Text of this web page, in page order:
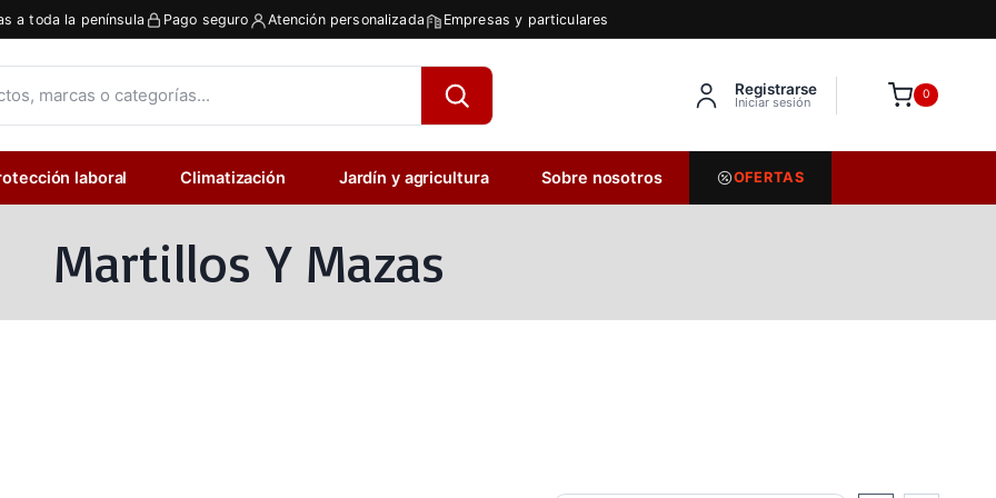
a toda la península Pago seguro Atención personalizada Empresas y particulares
Registrarse
Iniciar sesión 0
laboral Climatización Jardín y agricultura Sobre nosotros OFERTAS
Martillos Y Mazas